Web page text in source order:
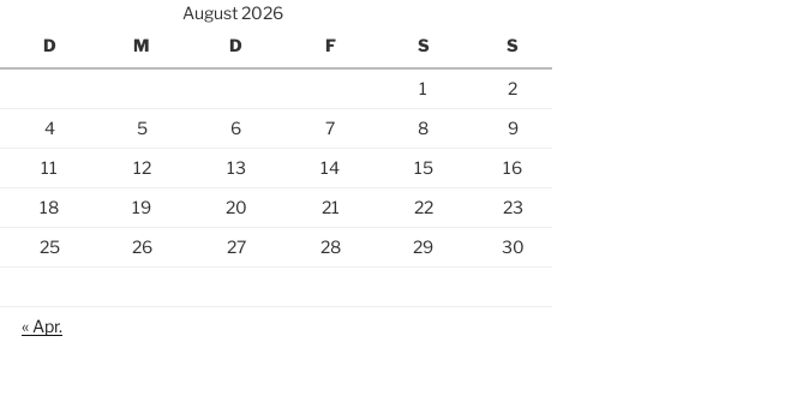
August 2026
D M D F S S
1
2
4 5 6 7 8
9
11 12 13 14 15
16
18 19 20 21 22
23
25 26 27 28 29
30
« Apr.